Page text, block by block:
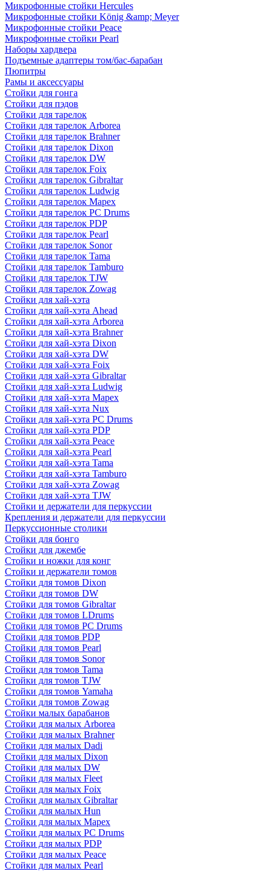
Микрофонные стойки Hercules
Микрофонные стойки König &amp; Meyer
Микрофонные стойки Peace
Микрофонные стойки Pearl
Наборы хардвера
Подъемные адаптеры том/бас-барабан
Пюпитры
Рамы и аксессуары
Стойки для гонга
Стойки для пэдов
Стойки для тарелок
Стойки для тарелок Arborea
Стойки для тарелок Brahner
Стойки для тарелок Dixon
Стойки для тарелок DW
Стойки для тарелок Foix
Стойки для тарелок Gibraltar
Стойки для тарелок Ludwig
Стойки для тарелок Mapex
Стойки для тарелок PC Drums
Стойки для тарелок PDP
Стойки для тарелок Pearl
Стойки для тарелок Sonor
Стойки для тарелок Tama
Стойки для тарелок Tamburo
Стойки для тарелок TJW
Стойки для тарелок Zowag
Стойки для хай-хэта
Стойки для хай-хэта Ahead
Стойки для хай-хэта Arborea
Стойки для хай-хэта Brahner
Стойки для хай-хэта Dixon
Стойки для хай-хэта DW
Стойки для хай-хэта Foix
Стойки для хай-хэта Gibraltar
Стойки для хай-хэта Ludwig
Стойки для хай-хэта Mapex
Стойки для хай-хэта Nux
Стойки для хай-хэта PC Drums
Стойки для хай-хэта PDP
Стойки для хай-хэта Peace
Стойки для хай-хэта Pearl
Стойки для хай-хэта Tama
Стойки для хай-хэта Tamburo
Стойки для хай-хэта Zowag
Стойки для хай-хэта TJW
Стойки и держатели для перкуссии
Крепления и держатели для перкуссии
Перкуссионные столики
Стойки для бонго
Стойки для джембе
Стойки и ножки для конг
Стойки и держатели томов
Стойки для томов Dixon
Стойки для томов DW
Стойки для томов Gibraltar
Стойки для томов LDrums
Стойки для томов PC Drums
Стойки для томов PDP
Стойки для томов Pearl
Стойки для томов Sonor
Стойки для томов Tama
Стойки для томов TJW
Стойки для томов Yamaha
Стойки для томов Zowag
Стойки малых барабанов
Стойки для малых Arborea
Стойки для малых Brahner
Стойки для малых Dadi
Стойки для малых Dixon
Стойки для малых DW
Стойки для малых Fleet
Стойки для малых Foix
Стойки для малых Gibraltar
Стойки для малых Hun
Стойки для малых Mapex
Стойки для малых PC Drums
Стойки для малых PDP
Стойки для малых Peace
Стойки для малых Pearl